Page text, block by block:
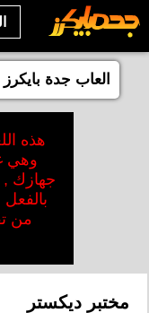
العاب جدة بايكرز
هذه
وهي
جهازك ,
من
مختبر ديكستر